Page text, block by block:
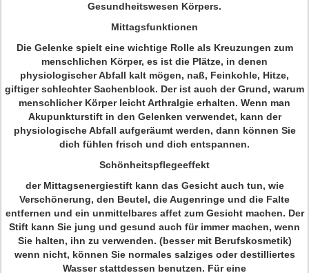
Gesundheitswesen Körpers.
Mittagsfunktionen
Die Gelenke spielt eine wichtige Rolle als Kreuzungen zum
menschlichen Körper, es ist die Plätze, in denen
physiologischer Abfall kalt mögen, naß, Feinkohle, Hitze,
giftiger schlechter Sachenblock. Der ist auch der Grund, warum
menschlicher Körper leicht Arthralgie erhalten. Wenn man
Akupunkturstift in den Gelenken verwendet, kann der
physiologische Abfall aufgeräumt werden, dann können Sie
dich fühlen frisch und dich entspannen.
Schönheitspflegeeffekt
der Mittagsenergiestift kann das Gesicht auch tun, wie
Verschönerung, den Beutel, die Augenringe und die Falte
entfernen und ein unmittelbares affet zum Gesicht machen. Der
Stift kann Sie jung und gesund auch für immer machen, wenn
Sie halten, ihn zu verwenden. (besser mit Berufskosmetik)
wenn nicht, können Sie normales salziges oder destilliertes
Wasser stattdessen benutzen. Für eine